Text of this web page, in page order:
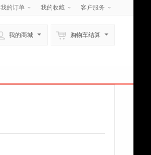
我的订单 我的收藏 客户服务
我的商城 购物车结算